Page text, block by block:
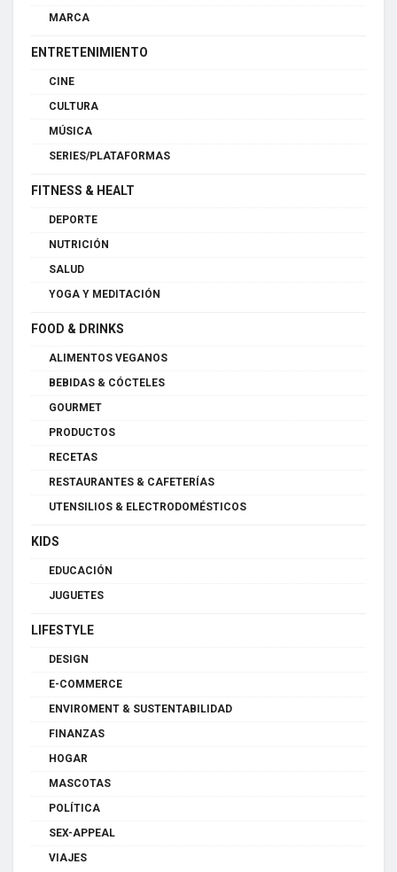
MARCA
ENTRETENIMIENTO
CINE
CULTURA
MÚSICA
SERIES/PLATAFORMAS
FITNESS & HEALT
DEPORTE
NUTRICIÓN
SALUD
YOGA Y MEDITACIÓN
FOOD & DRINKS
ALIMENTOS VEGANOS
BEBIDAS & CÓCTELES
GOURMET
PRODUCTOS
RECETAS
RESTAURANTES & CAFETERÍAS
UTENSILIOS & ELECTRODOMÉSTICOS
KIDS
EDUCACIÓN
JUGUETES
LIFESTYLE
DESIGN
E-COMMERCE
ENVIROMENT & SUSTENTABILIDAD
FINANZAS
HOGAR
MASCOTAS
POLÍTICA
SEX-APPEAL
VIAJES